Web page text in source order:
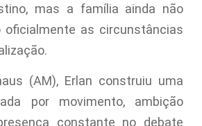
mas a família ainda não
oficialmente as circunstâncias
(AM), Erlan construiu uma
por movimento, ambição
constante no debate